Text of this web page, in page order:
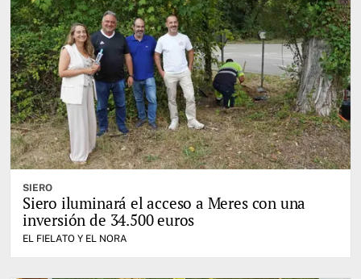
SIERO
Siero iluminará el acceso a Meres con una
inversión de 34.500 euros
EL FIELATO Y EL NORA